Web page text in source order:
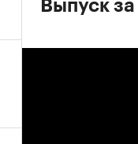
Выпуск